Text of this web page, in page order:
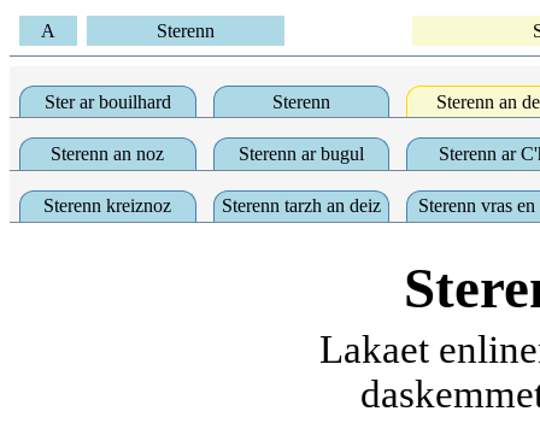
A Sterenn
Ster ar bouilhard Sterenn Sterenn an
Sterenn an noz Sterenn ar bugul Sterenn ar
Sterenn kreiznoz Sterenn tarzh an deiz Sterenn vras
Lakaet